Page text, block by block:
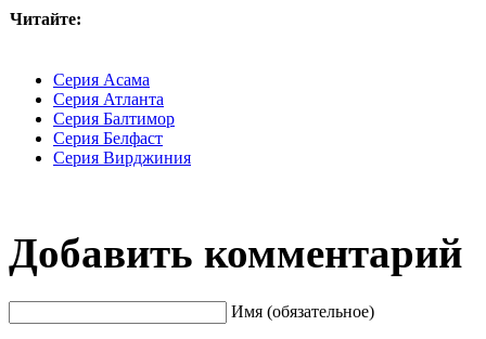
Читайте:
Серия Асама
Серия Атланта
Серия Балтимор
Серия Белфаст
Серия Вирджиния
Добавить комментарий
Имя (обязательное)